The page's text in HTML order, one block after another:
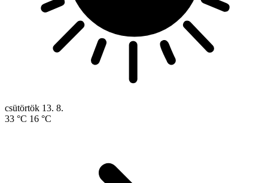
csütörtök 13. 8.
33 °C 16 °C